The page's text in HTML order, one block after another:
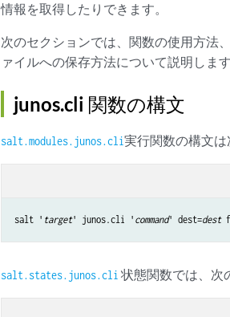
情報を取得したりできます。
次のセクションでは、関数の使用方法
ァイルへの保存方法について説明します
junos.cli 関数の構文
salt.modules.junos.cli実行関数の構文は
salt ' target' junos.cli ' command' dest=dest
salt.states.junos.cli 状態関数では、次